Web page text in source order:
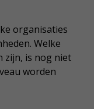
organisaties
Welke
zijn, is nog niet
worden